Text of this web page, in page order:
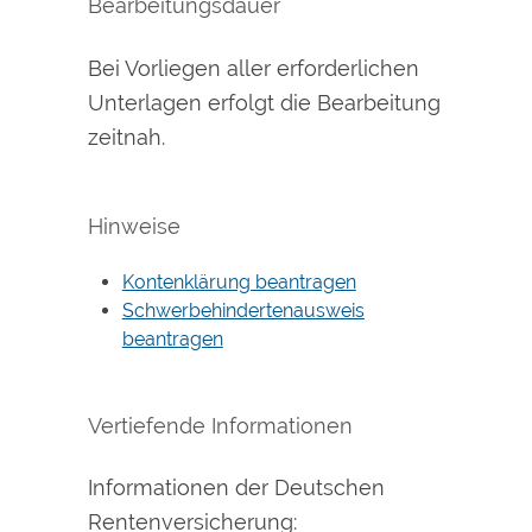
Bearbeitungsdauer
Bei Vorliegen aller erforderlichen
Unterlagen erfolgt die Bearbeitung
zeitnah.
Hinweise
Kontenklärung beantragen
Schwerbehindertenausweis
beantragen
Vertiefende Informationen
Informationen der Deutschen
Rentenversicherung: